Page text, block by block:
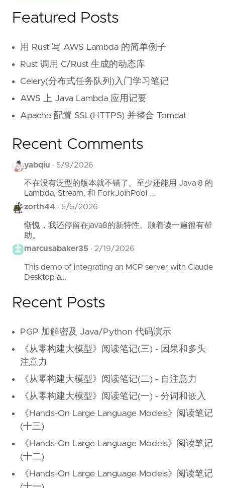
Featured Posts
用 Rust 写 AWS Lambda 的简单例子
Rust 调用 C/Rust 生成的动态库
Celery(分布式任务队列)入门学习笔记
AWS 上 Java Lambda 应用记要
Apache 配置 SSL(HTTPS) 并整合 Tomcat
Recent Comments
yabqiu · 5/9/2026
不在没有泛型的版本就不错了。至少还能用 Java 8 的
Lambda, Stream, 和 ForkJoinPool ...
zorth44 · 5/5/2026
惭愧，我还停留在java8的新特性。顺着读一遍很有帮
助。
marcusabaker35 · 2/19/2026
This demo of integrating an MCP server with Claude
Desktop a...
Recent Posts
PGP 加解密及 Java/Python 代码演示
《从零构建大模型》阅读笔记(三) - 因果和多头
注意力
《从零构建大模型》阅读笔记(二) - 自注意力
《从零构建大模型》阅读笔记(一) - 分词和嵌入
《Hands-On Large Language Models》阅读笔记
(十三)
《Hands-On Large Language Models》阅读笔记
(十二)
《Hands-On Large Language Models》阅读笔记